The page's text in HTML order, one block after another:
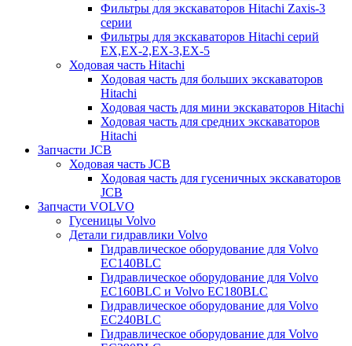
Фильтры для экскаваторов Hitachi Zaxis-3
серии
Фильтры для экскаваторов Hitachi серий
EX,EX-2,EX-3,EX-5
Ходовая часть Hitachi
Ходовая часть для больших экскаваторов
Hitachi
Ходовая часть для мини экскаваторов Hitachi
Ходовая часть для средних экскаваторов
Hitachi
Запчасти JCB
Ходовая часть JCB
Ходовая часть для гусеничных экскаваторов
JCB
Запчасти VOLVO
Гусеницы Volvo
Детали гидравлики Volvo
Гидравлическое оборудование для Volvo
EC140BLC
Гидравлическое оборудование для Volvo
EC160BLC и Volvo EC180BLC
Гидравлическое оборудование для Volvo
EC240BLC
Гидравлическое оборудование для Volvo